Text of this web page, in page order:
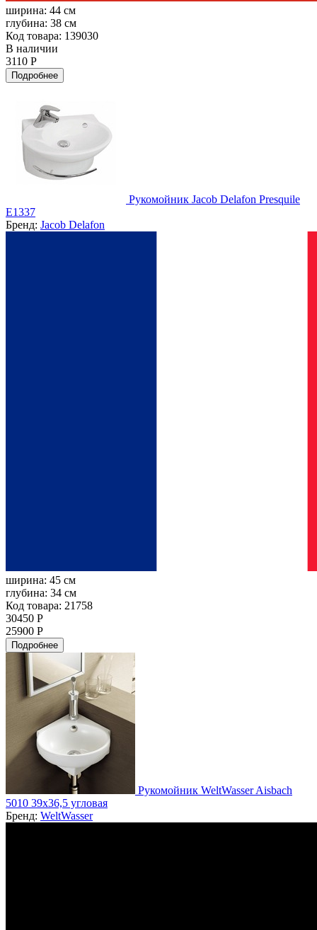
ширина: 44 см
глубина: 38 см
Код товара: 139030
В наличии
3110 Р
Подробнее
Рукомойник Jacob Delafon Presquile
E1337
Бренд: Jacob Delafon
ширина: 45 см
глубина: 34 см
Код товара: 21758
30450 Р
25900 Р
Подробнее
Рукомойник WeltWasser Aisbach
5010 39х36,5 угловая
Бренд: WeltWasser